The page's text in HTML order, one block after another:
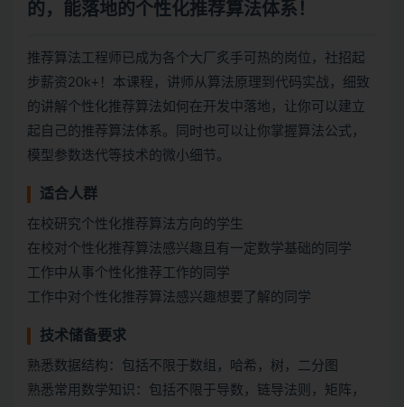
的，能落地的个性化推荐算法体系！
推荐算法工程师已成为各个大厂炙手可热的岗位，社招起
步薪资20k+！本课程，讲师从算法原理到代码实战，细致
的讲解个性化推荐算法如何在开发中落地，让你可以建立
起自己的推荐算法体系。同时也可以让你掌握算法公式，
模型参数迭代等技术的微小细节。
适合人群
在校研究个性化推荐算法方向的学生
在校对个性化推荐算法感兴趣且有一定数学基础的同学
工作中从事个性化推荐工作的同学
工作中对个性化推荐算法感兴趣想要了解的同学
技术储备要求
熟悉数据结构：包括不限于数组，哈希，树，二分图
熟悉常用数学知识：包括不限于导数，链导法则，矩阵，